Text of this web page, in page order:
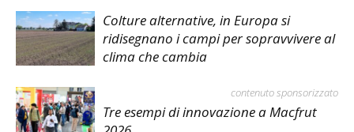
Colture alternative, in Europa si
ridisegnano i campi per sopravvivere al
clima che cambia
contenuto sponsorizzato
Tre esempi di innovazione a Macfrut